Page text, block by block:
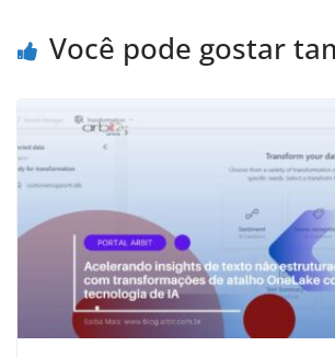
Você pode gostar